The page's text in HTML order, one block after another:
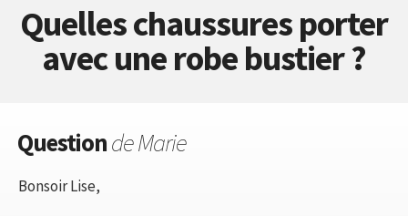
Quelles chaussures porter
avec une robe bustier ?
Questionde Marie
Bonsoir Lise,